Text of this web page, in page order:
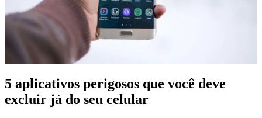
5 aplicativos perigosos que você deve
excluir já do seu celular